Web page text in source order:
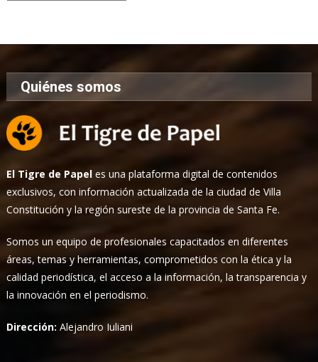
Quiénes somos
El Tigre de Papel es una plataforma digital de contenidos
exclusivos, con información actualizada de la ciudad de Villa
Constitución y la región sureste de la provincia de Santa Fe.
Somos un equipo de profesionales capacitados en diferentes
áreas, temas y herramientas, comprometidos con la ética y la
calidad periodística, el acceso a la información, la transparencia y
la innovación en el periodismo.
Dirección:Alejandro Iuliani